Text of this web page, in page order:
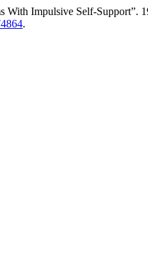
With Impulsive Self-Support”.
.